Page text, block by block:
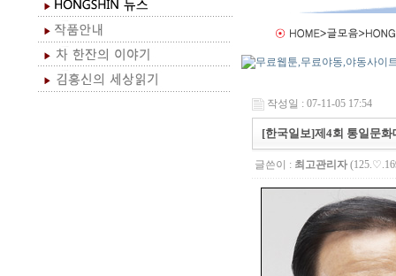
작성일 : 07-11-05 17:54
[한국일보]제4회 통일문
글쓴이 : 최고관리자